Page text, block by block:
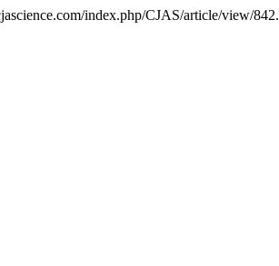
index.php/CJAS/article/view/842.